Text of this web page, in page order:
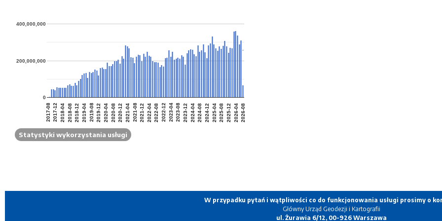
2017-082017-12 2018-04 2018-082018-12 2019-04 2019-082019-12 2020-04 2020-082020-12 2021-04 2021-082021-12 2022-042022-08 2022-12 2023-042023-08 2023-12 2024-042024-08 2024-12 2025-042025-08 2025-12 2026-042026-08
0
200,000,000
400,000,000
Statystyki wykorzystania usługi
W przypadku pytań i wątpliwości co do funkcjonowania usługi prosimy o
Główny Urząd Geodezji i Kartografii
ul. Żurawia 6/12, 00-926 Warszawa